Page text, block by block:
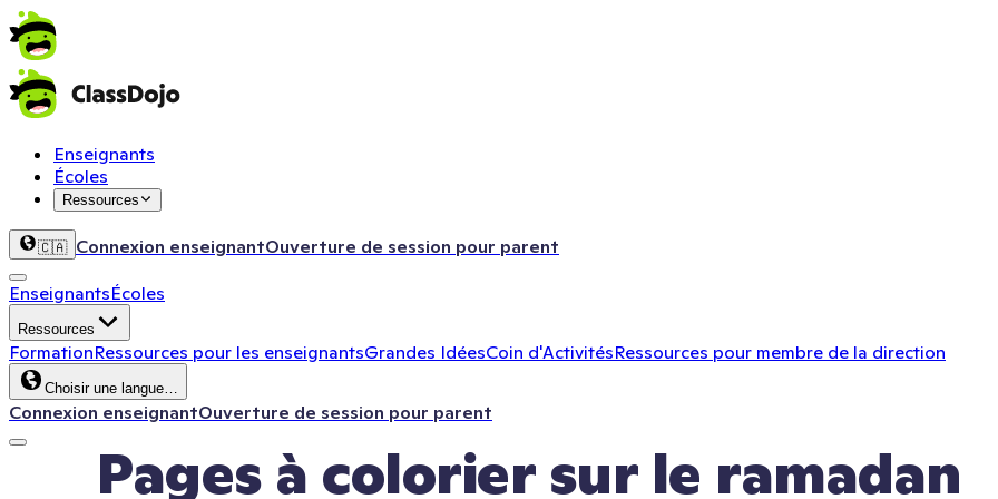
Enseignants
Écoles
Ressources
🇨🇦 Connexion enseignantOuverture de session pour parent
EnseignantsÉcoles
Ressources
FormationRessources pour les enseignantsGrandes IdéesCoin d'ActivitésRessources pour membre de la direction
Choisir une langue…
Connexion enseignantOuverture de session pour parent
Pages à colorier sur le ramadan